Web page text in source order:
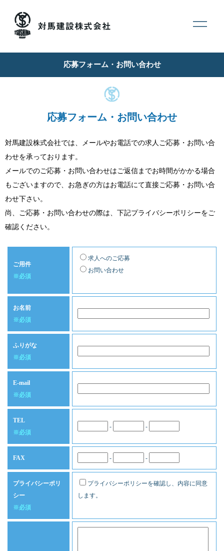
応募フォーム・お問い合わせ
応募フォーム・お問い合わせ
対馬建設株式会社では、メールやお電話での求人ご応募・お問い合
わせを承っております。
メールでのご応募・お問い合わせはご返信までお時間がかかる場合
もございますので、お急ぎの方はお電話にて直接ご応募・お問い合
わせ下さい。
尚、ご応募・お問い合わせの際は、下記プライバシーポリシーをご
確認ください。
ご用件
※必須
求人へのご応募
お問い合わせ
お名前
※必須
ふりがな
※必須
E-mail
※必須
TEL
※必須
- -
FAX - -
プライバシーポリ
シー
※必須
プライバシーポリシーを確認し、内容に同意
します。